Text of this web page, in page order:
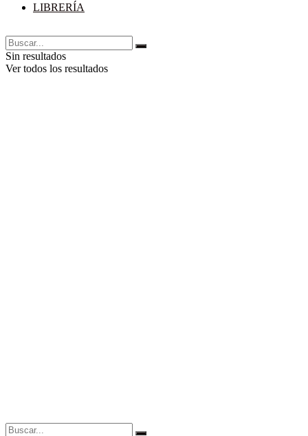
LIBRERÍA
Sin resultados
Ver todos los resultados